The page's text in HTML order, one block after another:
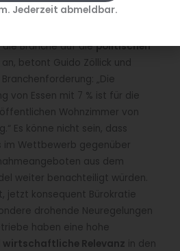
Branche auf diepolitischen
an, betont Guido Zöllick und
„Die
von Essen mit 7 % ist für die
Wohnzimmer von
Es könne nicht sein, dass
im Wettbewerb gegenüber
aus dem
weiter benachteiligt würden.
jetzt konsequent Bürokratie
drohende Neuregelungen
haben eine hohe
Relevanz in den
Jederzeit abmeldbar.